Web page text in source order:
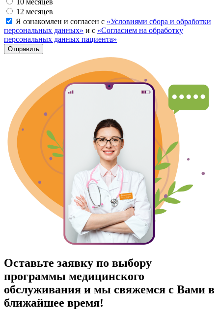
10 месяцев
12 месяцев
Я ознакомлен и согласен с «Условиями сбора и обработки
персональных данных» и с «Согласием на обработку
персональных данных пациента»
Отправить
Оставьте заявку по выбору
программы медицинского
обслуживания и мы свяжемся с Вами в
ближайшее время!